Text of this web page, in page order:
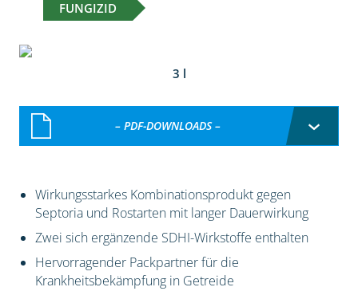
FUNGIZID
3 l
– PDF-DOWNLOADS –
Wirkungsstarkes Kombinationsprodukt gegen
Septoria und Rostarten mit langer Dauerwirkung
Zwei sich ergänzende SDHI-Wirkstoffe enthalten
Hervorragender Packpartner für die
Krankheitsbekämpfung in Getreide